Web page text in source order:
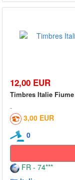
12,00 EUR
Timbres Italie
3,00 EUR
0
FR - 74***